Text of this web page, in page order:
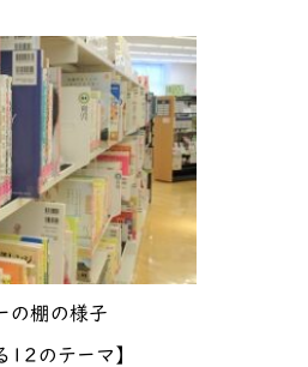
の棚の様子
12のテーマ】